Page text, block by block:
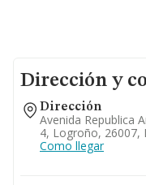
Dirección y
Dirección
Avenida Republica
4, Logroño, 26007,
Como llegar